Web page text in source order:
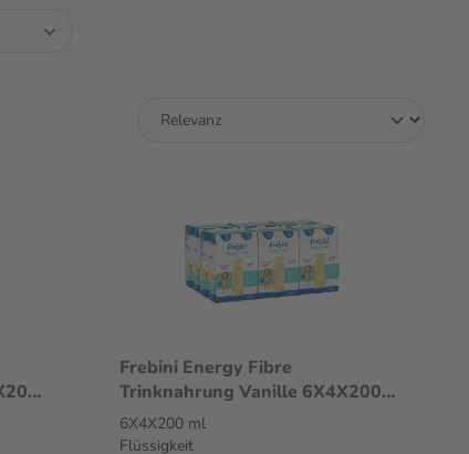
Frebini Energy Fibre
Trinknahrung Vanille 6X4X200
ml Flüssigkeit
6X4X200 ml
Flüssigkeit